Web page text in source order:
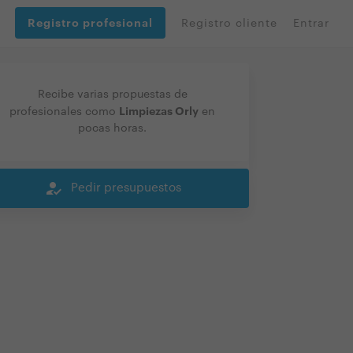
Registro profesional Registro cliente Entrar
Recibe varias propuestas de
profesionales como
Limpiezas Orly en
pocas horas.
how_to_reg Pedir presupuestos